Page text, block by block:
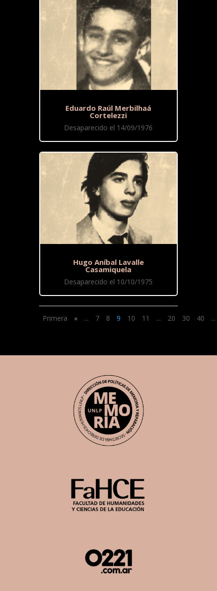
Eduardo Raúl Merbilhaá
Cortelezzi
Desaparecido el 14/09/1976
Hugo Aníbal Lavalle
Casamiquela
Desaparecido el 10/10/1975
Primera « ... 7 8 9 10 11 ... 20 30 40 ...